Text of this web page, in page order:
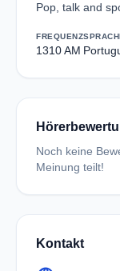
Pop, talk and
FREQUENZ
1310 AM
Noch keine
Meinung teilt!
Kontakt